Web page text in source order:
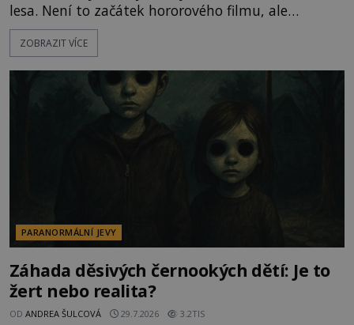
lesa. Není to začátek hororového filmu, ale
události, které popisují návštěvníci lesů, které jsou
označovány jako nejděsivější na světě. Lidé bydlící
vyhýbají! Už jste o těchto lesích slyšeli? A odvážili
byste se je navštívit? [gallery ids="17
ZOBRAZIT VÍCE
PARANORMÁLNÍ JEVY
Záhada děsivých černookých dětí: Je to
žert nebo realita?
OD ANDREA ŠULCOVÁ 29.7.2026 3.2TIS